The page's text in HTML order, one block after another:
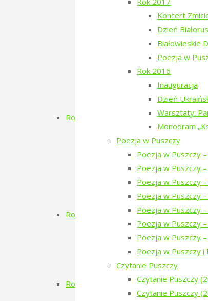
Koncert
Dzień
Białowieskie
Poezja w
Rok 2016
Inauguracja
Dzień
Warsztaty:
Monodram
Poezja w Puszczy
Poezja w Puszczy
Poezja w Puszczy
Poezja w Puszczy
Poezja w Puszczy
Poezja w Puszczy
Poezja w Puszczy
Poezja w Puszczy
Poezja w Puszczy i
Czytanie Puszczy
Czytanie Puszczy
Czytanie Puszczy
Dzień Szwedzki
Poezja w Puszczy – 3. edycja
RÓBMY SWOJE – Pasieki
Dzień Tatarski – spotkanie
Dzien Tatarski – spotkanie
18-19 maja „Chór przyjechał”
Zielony Kwiecień 2019
Rok 2018
Zielony Listopad 2018
Poezja w Puszczy – 2. edycja
Porządkowanie kirkutu
Dzień Szwajcarski
Zielony Kwiecień
Rok 2017
Koncert Zmiciera
Dzień Białoruski
Białowieskie Dni Kultury Pokoju
Poezja w Puszczy i Bieżeństwo
Rok 2016